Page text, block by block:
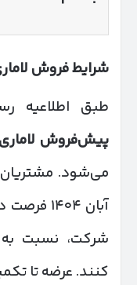
شرایط فروش
طبق اطلاعیه
پیش‌فروش لاماری
آبان
شرکت، نسبت به
کنند. عرضه تا